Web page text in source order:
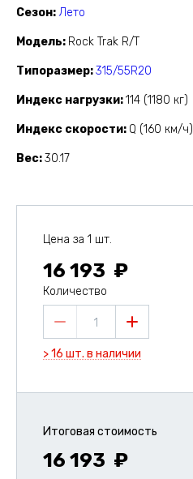
Сезон Лето
Модель Rock Trak R/T
Типоразмер 315/55R20
Индекс нагрузки 114 (1180 кг)
Индекс скорости Q (160 км/ч)
Вес 30.17
Цена за 1 шт.
16 193
Количество
1
> 16 шт. в наличии
Итоговая стоимость
16 193